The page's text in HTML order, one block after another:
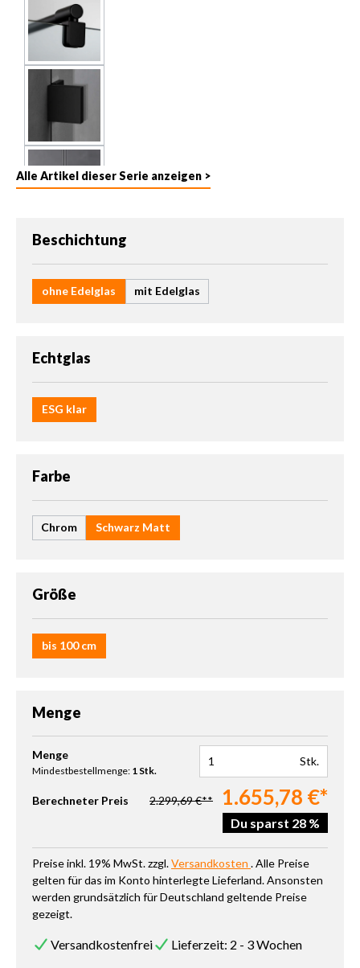
Alle Artikel dieser Serie anzeigen >
Beschichtung
ohne Edelglas mit Edelglas
Echtglas
ESG klar
Farbe
Chrom Schwarz Matt
Größe
bis 100 cm
Menge
Produkt Anzahl: Gib den gewünschten Wert ein oder benutze
Menge
Mindestbestellmenge: 1 Stk.
Stk.
Berechneter Preis 2.299,69 €** 1.655,78 €*
Du sparst 28 %
Preise inkl. 19% MwSt. zzgl.Versandkosten . Alle Preise
gelten für das im Konto hinterlegte Lieferland. Ansonsten
werden grundsätzlich für Deutschland geltende Preise
gezeigt.
Versandkostenfrei Lieferzeit: 2 - 3 Wochen